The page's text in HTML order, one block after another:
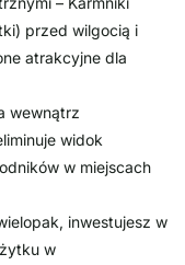
przed wilgocią i
atrakcyjne dla
wewnątrz
widok
w miejscach
inwestujesz w
w